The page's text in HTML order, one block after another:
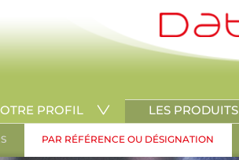
PROFIL LES PRODUITS
PAR RÉFÉRENCE OU DÉSIGNATION